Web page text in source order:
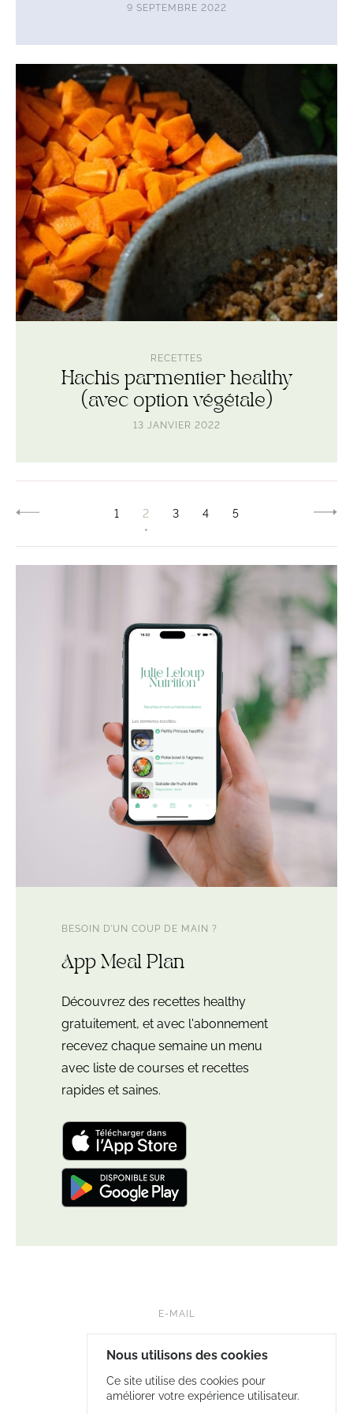
9 SEPTEMBRE 2022
Lire
l'article
Hachis
parmentier
healthy
(avec
option
végétale)
Hachis parmentier healthy
(avec option végétale)
13 JANVIER 2022
RECETTES
1 2 3 4 5
BESOIN D’UN COUP DE MAIN ?
App Meal Plan
Découvrez des recettes healthy
gratuitement, et avec l'abonnement
recevez chaque semaine un menu
avec liste de courses et recettes
rapides et saines.
Télécharger
l'application
"Leloup
Nutrition:
Télécharger
Nutrition:
E-MAIL
INSTA • LELOUP.NUTRITION
Nous utilisons des cookies
Ce site utilise des cookies pour
améliorer votre expérience utilisateur.